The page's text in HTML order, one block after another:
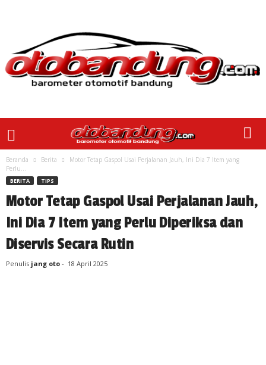
Beranda Berita
Motor Tetap Gaspol Usai Perjalanan Jauh, Ini Dia 7 Item yang
Perlu...
BERITA TIPS
Motor Tetap Gaspol Usai Perjalanan Jauh,
Ini Dia 7 Item yang Perlu Diperiksa dan
Diservis Secara Rutin
Penulis jang oto - 18 April 2025